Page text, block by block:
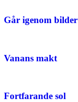
Går igenom bilder
Vanans makt
Fortfarande sol